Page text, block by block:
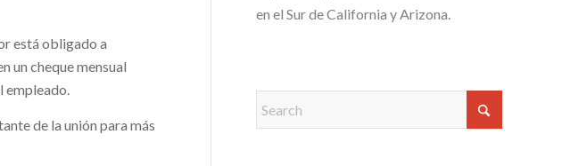
está obligado a
un cheque mensual
empleado.
de la unión para más
en el Sur de California y Arizona.